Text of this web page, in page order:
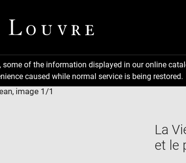
of the information displayed in our online
caused while normal service is being restored.
La
et le